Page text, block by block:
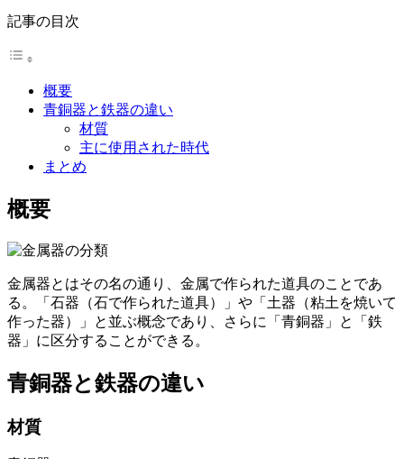
記事の目次
概要
青銅器と鉄器の違い
材質
主に使用された時代
まとめ
概要
金属器とはその名の通り、 金属で作られた道具のことであ
る。「石器（石で作られた道具）」や「土器（粘土を焼いて
作った器）」と並ぶ概念であり、さらに
「青銅器」と「鉄
器」に区分することができる 。
青銅器と鉄器の違い
材質